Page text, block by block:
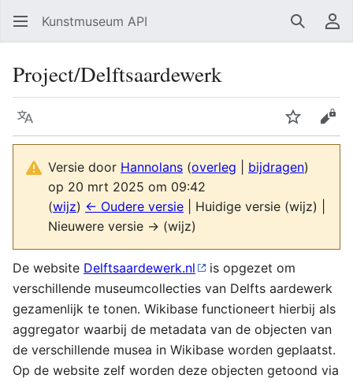
Kunstmuseum API Zoeken
Project/Delftsaardewerk
Taal Volgen
Versie door Hannolans (overleg bijdragen)
op 20 mrt 2025 om 09:42
(wijz) ← Oudere versie | Huidige versie (wijz) |
Nieuwere versie → (wijz)
De website Delftsaardewerk.nl
is opgezet om
verschillende museumcollecties van Delfts aardewerk
gezamenlijk te tonen. Wikibase functioneert hierbij als
aggregator waarbij de metadata van de objecten van
de verschillende musea in Wikibase worden geplaatst.
Op de website zelf worden deze objecten getoond via